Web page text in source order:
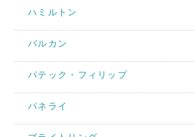
ハミルトン
バルカン
パテック・フィリップ
パネライ